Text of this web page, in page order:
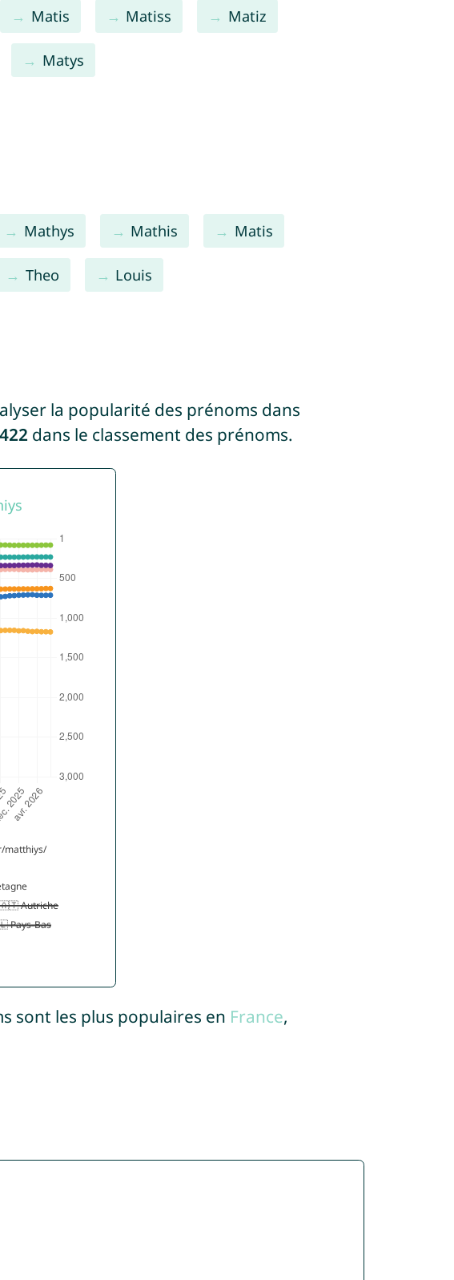
Matis Matiss Matiz
Matys
Mathys Mathis Matis
Theo Louis
la popularité des prénoms dans
dans le classement des prénoms.
sont les plus populaires en France,